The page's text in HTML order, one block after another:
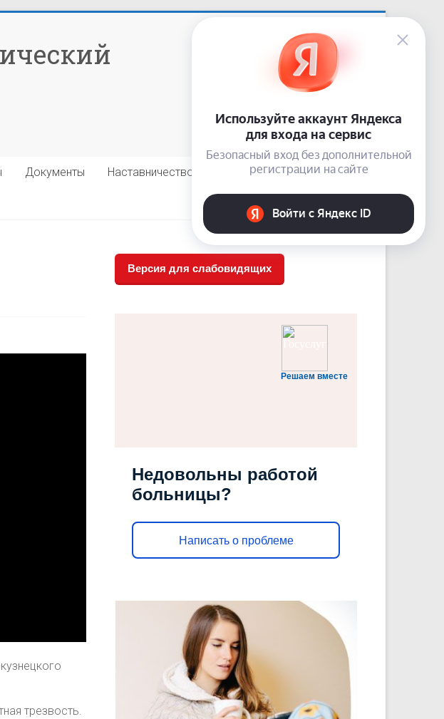
Приемная: +7 (3843) 74-92-62
сайт: nardis.su
10-guz-narkolog@kuzdrav.ru
Документы Наставничество Отзывы пациентов
трезвость.
Версия для слабовидящих